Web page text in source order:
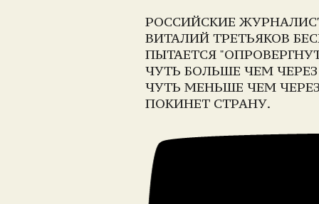
РОССИЙСКИЕ
ВИТАЛИЙ ТРЕТЬЯКОВ
ПЫТАЕТСЯ
ЧУТЬ БОЛЬШЕ ЧЕМ
ЧУТЬ МЕНЬШЕ ЧЕМ
ПОКИНЕТ СТРАНУ.